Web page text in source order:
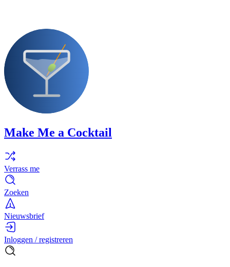
Make Me a Cocktail
Verrass me
Zoeken
Nieuwsbrief
Inloggen / registreren